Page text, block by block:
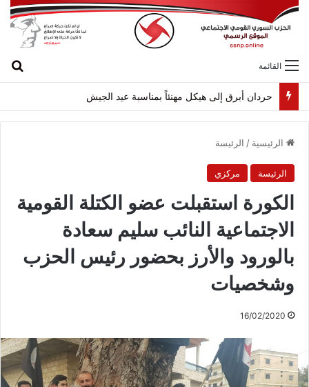
القائمة
حردان أبرق إلى هيكل مهنئاً بمناسبة عيد الجيش
الرئيسية / الرئيسة
الرئيسة مركزي
الكورة استقبلت عضو الكتلة القومية
الاجتماعية النائب سليم سعادة
بالورود والأرز بحضور رئيس الحزب
وشخصيات
16/02/2020